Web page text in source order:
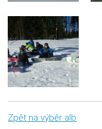
Zpět na výběr alb